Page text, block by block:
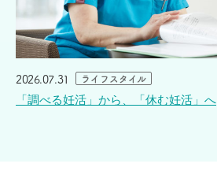
2026.07.31
ライフスタイル
「調べる妊活」から、「休む妊活」へ